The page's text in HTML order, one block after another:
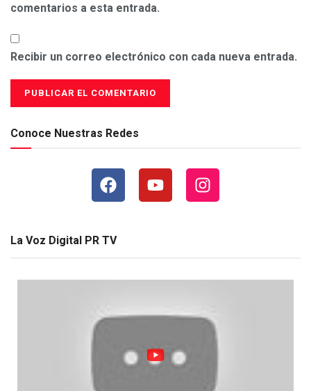
comentarios a esta entrada.
Recibir un correo electrónico con cada nueva entrada.
Conoce Nuestras Redes
La Voz Digital PR TV